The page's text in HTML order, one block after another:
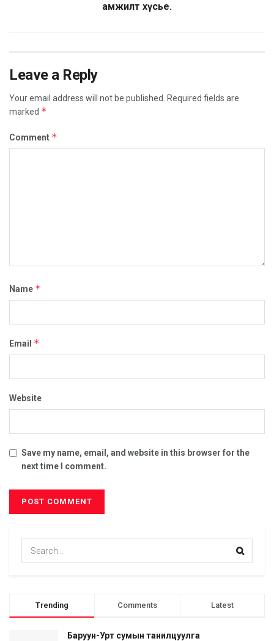
амжилт хүсье.
Leave a Reply
Your email address will not be published.
Required fields are
marked *
Comment *
Name *
Email *
Website
Save my name, email, and website in this browser for the
next time I comment.
Trending Comments Latest
Баруун-Урт сумын танилцуулга